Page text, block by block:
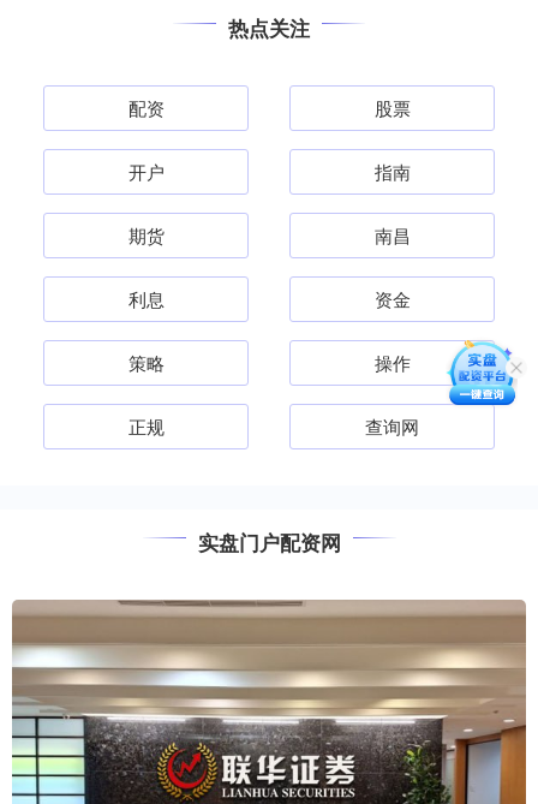
热点关注
配资 股票
开户 指南
期货 南昌
利息 资金
策略 操作
正规 查询网
实盘门户配资网